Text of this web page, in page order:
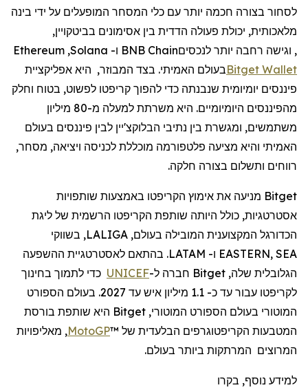
לסחור בצורה חכמה יותר עם כלי המסחר המופעלים על ידי בינה
מלאכותית, יכולת פעולה הדדית בין אסימונים בביטקויין,
Ethereum ,Solana ו- BNB Chain, וגישה רחבה יותר לנכסים
בעולם האמיתי. בצד המבוזר,Bitget Wallet
היא אפליקציית
פיננסים יומיומית שנבנתה כדי להפוך קריפטו לפשוט, בטוח וחלק
מהפיננסים היומיומיים. היא משרתת למעלה מ-80
מיליון
משתמשים, ומגשרת בין נתיבי הבלוקצ'יין לבין פיננסים בעולם
האמיתי והיא מציעה פלטפורמה מוכללת לכניסה ויציאה, מסחר,
רווחים ותשלום בצורה חלקה.
Bitget מניעה את אימוץ הקריפטו באמצעות שותפויות
אסטרטגיות, כולל היותה שותפת הקריפטו הרשמית של ליגת
הכדורגל המקצוענית המובילה בעולם, LALIGA, בשווקי
EASTERN, SEA ו- LATAM. בהתאם לאסטרטגיית ההשפעה
הגלובלית שלה, Bitget חברה ל-
UNICEF כדי לתמוך בחינוך
לקריפטו עבור עד כ- 1.1 מיליון איש עד 2027. בעולם הספורט
המוטורי בעולם הספורט המוטורי, Bitget היא שותפת בורסת
המטבעות הקריפטוגרפים הבלעדית של ™MotoGP, מאליפויות
המרוצים המרתקות ביותר בעולם.
למידע נוסף, בקרו